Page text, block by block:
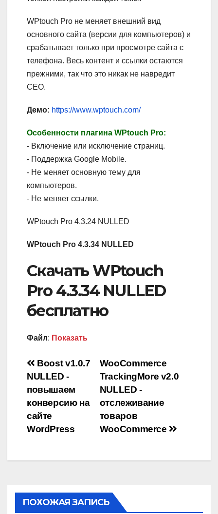
WPtouch Pro не меняет внешний вид
основного сайта (версии для компьютеров) и
срабатывает только при просмотре сайта с
телефона. Весь контент и ссылки остаются
прежними, так что это никак не навредит
СЕО.
Демо: https://www.wptouch.com/
Особенности плагина WPtouch Pro:
- Включение или исключение страниц.
- Поддержка Google Mobile.
- Не меняет основную тему для
компьютеров.
- Не меняет ссылки.
WPtouch Pro 4.3.24 NULLED
WPtouch Pro 4.3.34 NULLED
Скачать WPtouch
Pro 4.3.34 NULLED
бесплатно
Файл: Показать
Навигация
по
записям
WooCommerce
TrackingMore v2.0
NULLED -
отслеживание
товаров
WooCommerce
Boost v1.0.7
NULLED -
повышаем
конверсию на
сайте
WordPress
ПОХОЖАЯ ЗАПИСЬ